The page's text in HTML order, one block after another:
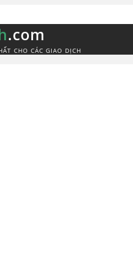
.com
CHO CÁC GIAO DỊCH